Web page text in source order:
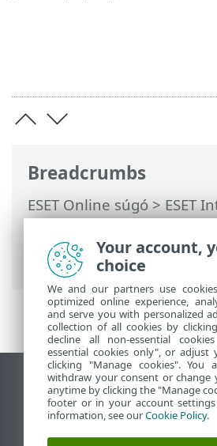
Breadcrumbs
ESET Online súgó>ESET
Security>További
Böngészővédelem>
bankolás és böngészés
Asztali webhely
End of Life
Az ESET tudásbázisa
Your account,
choice
We and our partners use
optimized online experience,
and serve you with personalized
collection of all cookies by
decline all non-essential
essential cookies only", or adjust
clicking "Manage cookies".
withdraw your consent or change
anytime by clicking the "Manage
footer or in your account
information, see ourCookie Policy.